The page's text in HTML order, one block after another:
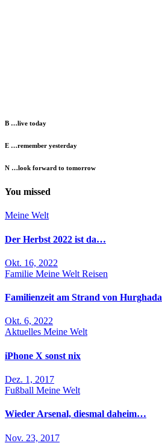
B …live today
E …remember yesterday
N …look forward to tomorrow
You missed
Meine Welt
Der Herbst 2022 ist da…
Okt. 16, 2022
Familie Meine Welt Reisen
Familienzeit am Strand von Hurghada
Okt. 6, 2022
Aktuelles Meine Welt
iPhone X sonst nix
Dez. 1, 2017
Fußball Meine Welt
Wieder Arsenal, diesmal daheim…
Nov. 23, 2017